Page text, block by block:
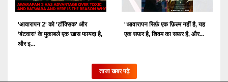
'आवारापन 2' को 'टॉक्सिक' और
'बंटवारा' के मुकाबले एक खास फायदा है,
और इ...
"आवारापन सिर्फ़ एक फ़िल्म नहीं है, यह
एक सफ़र है, शिवम का सफ़र है, और...
ताजा खबर पढ़े